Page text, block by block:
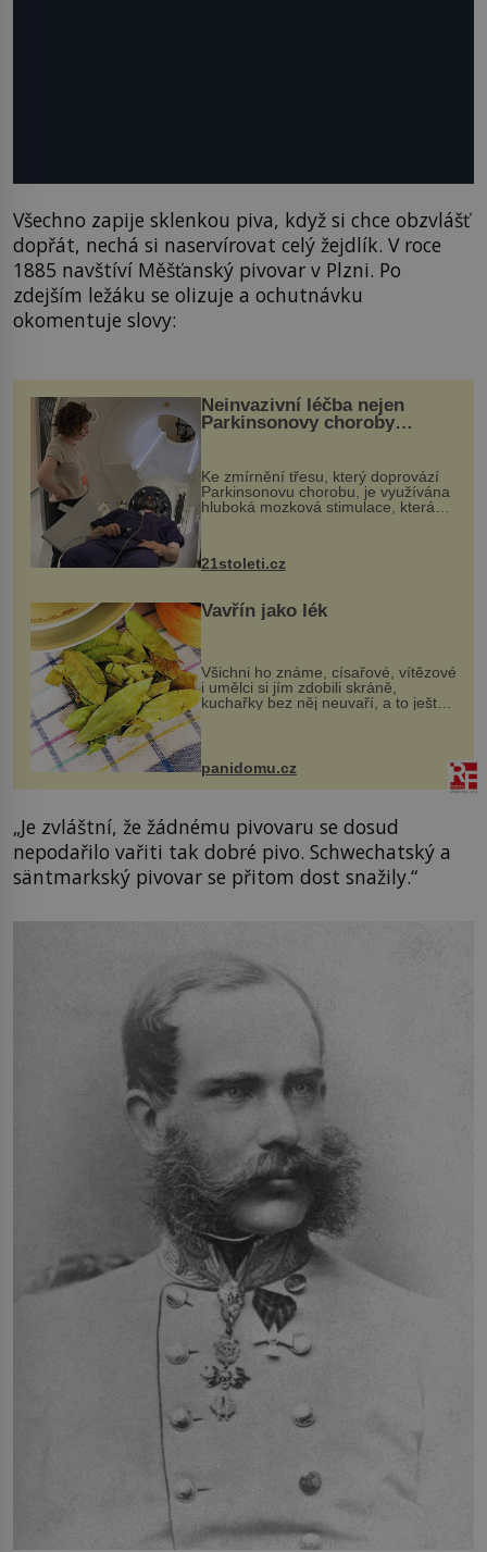
Všechno zapije sklenkou piva, když si chce obzvlášť
dopřát, nechá si naservírovat celý žejdlík. V roce
1885 navštíví Měšťanský pivovar v Plzni. Po
zdejším ležáku se olizuje a ochutnávku
okomentuje slovy:
Neinvazivní léčba nejen
Parkinsonovy choroby
Ke zmírnění třesu, který doprovází
Parkinsonovu chorobu, je využívána
hluboká mozková stimulace, která
však vyžaduje vysoce invazivní
k dostatečně přesnému zacílení ...
21stoleti.cz
Vavřín jako lék
Všichni ho známe, císařové, vítězové
i umělci si jím zdobili skráně,
kuchařky bez něj neuvaří, a to ještě
nevíte, že bobkový list může výrazně
zmírnit některé naše neduhy.
Obsahuje v malém množství ně...
panidomu.cz
„Je zvláštní, že žádnému pivovaru se dosud
nepodařilo vařiti tak dobré pivo. Schwechatský a
säntmarkský pivovar se přitom dost snažily.“